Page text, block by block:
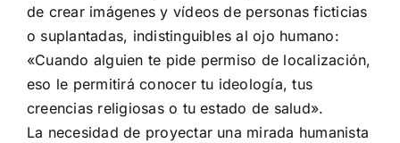
de crear imágenes y vídeos de personas ficticias
o suplantadas, indistinguibles al ojo humano:
«Cuando alguien te pide permiso de localización,
eso le permitirá conocer tu ideología, tus
creencias religiosas o tu estado de salud».
La necesidad de proyectar una mirada humanista